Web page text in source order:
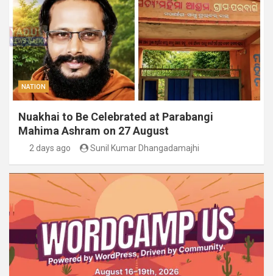
NATION
Nuakhai to Be Celebrated at Parabangi
Mahima Ashram on 27 August
2 days ago Sunil Kumar Dhangadamajhi